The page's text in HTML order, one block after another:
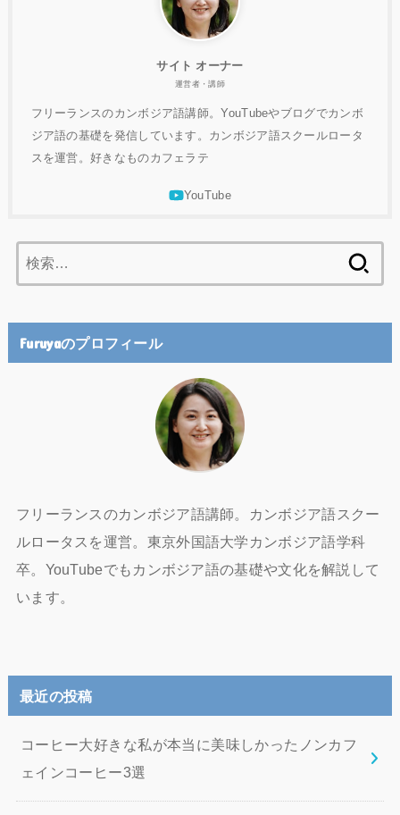
サイト オーナー
運営者・講師
フリーランスのカンボジア語講師。YouTubeやブログでカンボ
ジア語の基礎を発信しています。カンボジア語スクールロータ
スを運営。好きなものカフェラテ
索:
Furuyaのプロフィール
フリーランスのカンボジア語講師。カンボジア語スクー
ルロータスを運営。東京外国語大学カンボジア語学科
卒。YouTubeでもカンボジア語の基礎や文化を解説して
います。
最近の投稿
コーヒー大好きな私が本当に美味しかったノンカフ
ェインコーヒー3選